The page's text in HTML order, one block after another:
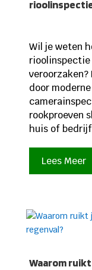
Wil je weten
door
rookproeven
huis of
Lees Meer
Waarom